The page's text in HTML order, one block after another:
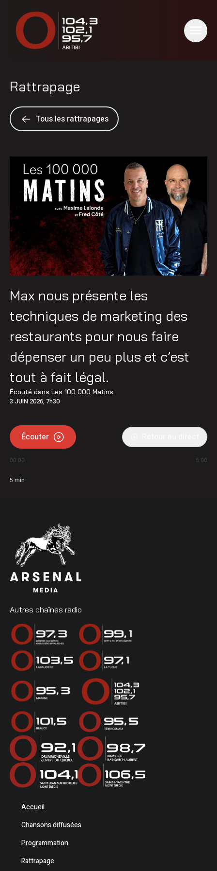
Rattrapage
Tous les rattrapages
Max nous présente les
techniques de marketing des
restaurants pour nous faire
dépenser un peu plus et c’est
tout à fait légal.
Écouté dans Les 100 000 Matins
3 JUIN 2026, 7h30
Écouter
00:00 5:00
5 min
Autres chaînes radio
Accueil
Chansons diffusées
Programmation
Rattrapage